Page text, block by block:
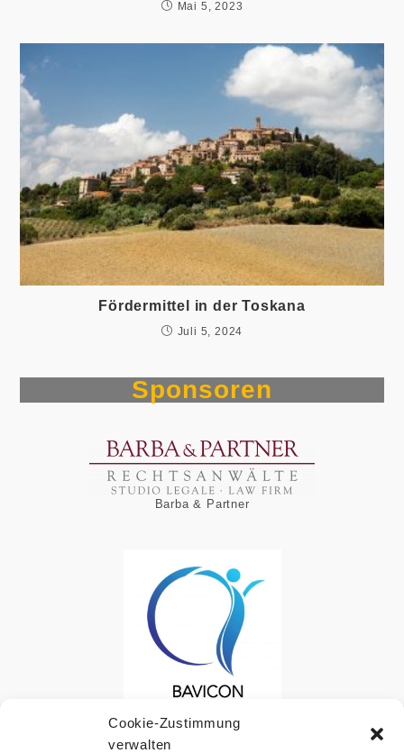
Cookie-Zustimmung
verwalten
Mai 5, 2023
Fördermittel in der Toskana
Juli 5, 2024
Sponsoren
Barba & Partner
Bavicon UG